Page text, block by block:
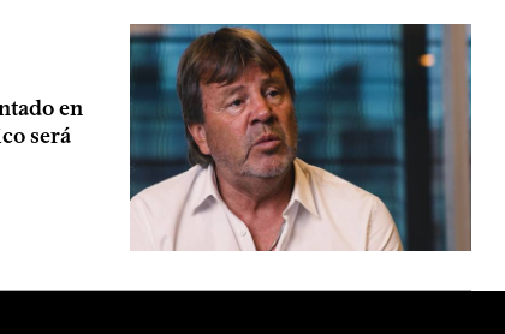
en
será